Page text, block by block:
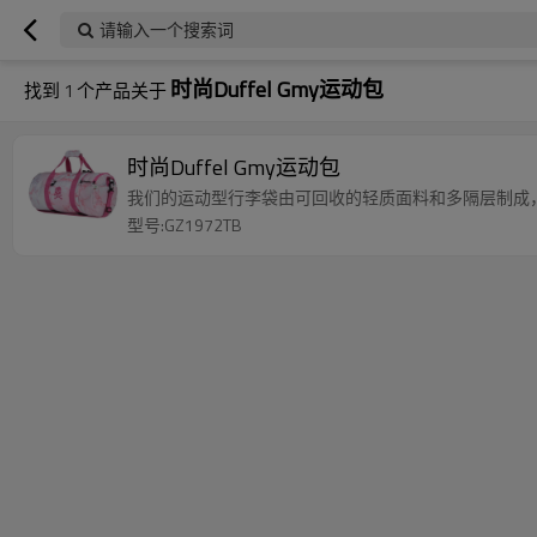
请输入一个搜索词
找到 1 个产品关于时尚Duffel Gmy运动包
时尚Duffel Gmy运动包
我们的运动型行李袋由可回收的轻质面料和多隔层制成
型号:GZ1972TB